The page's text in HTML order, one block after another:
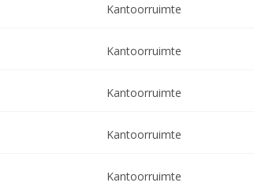
Kantoorruimte
Kantoorruimte
Kantoorruimte
Kantoorruimte
Kantoorruimte